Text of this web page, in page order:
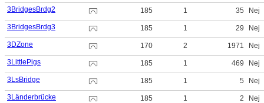
3BridgesBrdg2
185 1 35
Nej
3BridgesBrdg3
185 1 29
Nej
3DZone
170 2 1971
Nej
3LittlePigs
185 1 469
Nej
3LsBridge
185 1 5
Nej
3Länderbrücke
185 1 2
Nej